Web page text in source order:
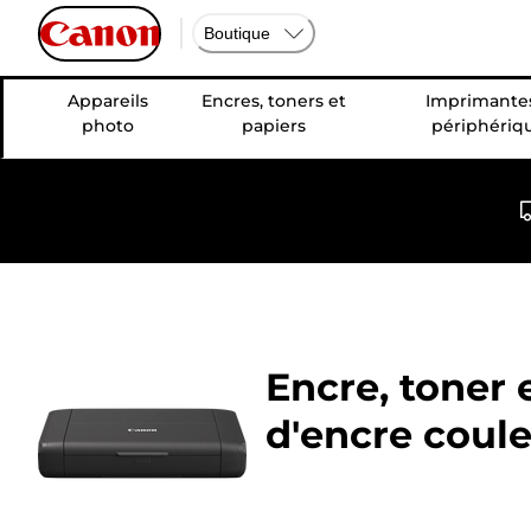
Boutique
Appareils
photo
Encres, toners et
papiers
Encre, toner
d'encre